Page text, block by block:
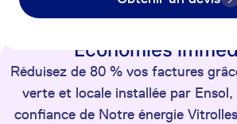
Économies
Réduisez de 80 % vos factures
verte et locale installée par
confiance de Notre énergie